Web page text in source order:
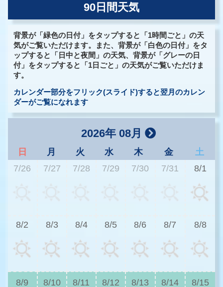
90日間天気
背景が「緑色の日付」をタップすると「1時間ごと」の天
気がご覧いただけます。また、背景が「白色の日付」をタ
ップすると「日中と夜間」の天気、背景が「グレーの日
付」をタップすると「1日ごと」の天気がご覧いただけま
す。
カレンダー部分をフリック(スライド)すると翌月のカレン
ダーがご覧になれます
2026年 08月
日 月 火 水 木 金
土
7/26
7/27 7/28 7/29 7/30 7/31 8/1
8/2 8/3 8/4 8/5 8/6 8/7 8/8
8/9 8/10 8/11 8/12 8/13 8/14 8/15